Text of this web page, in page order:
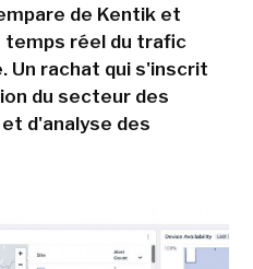
de Kentik et
temps réel du trafic
Un rachat qui s'inscrit
du secteur des
d'analyse des